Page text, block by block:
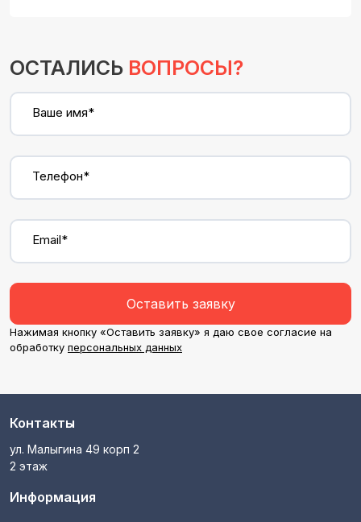
ОСТАЛИСЬ ВОПРОСЫ?
Ваше имя*
Телефон*
Email*
Оставить заявку
Нажимая кнопку «Оставить заявку» я даю свое согласие на
обработку персональных данных
Контакты
ул. Малыгина 49 корп 2
2 этаж
Информация